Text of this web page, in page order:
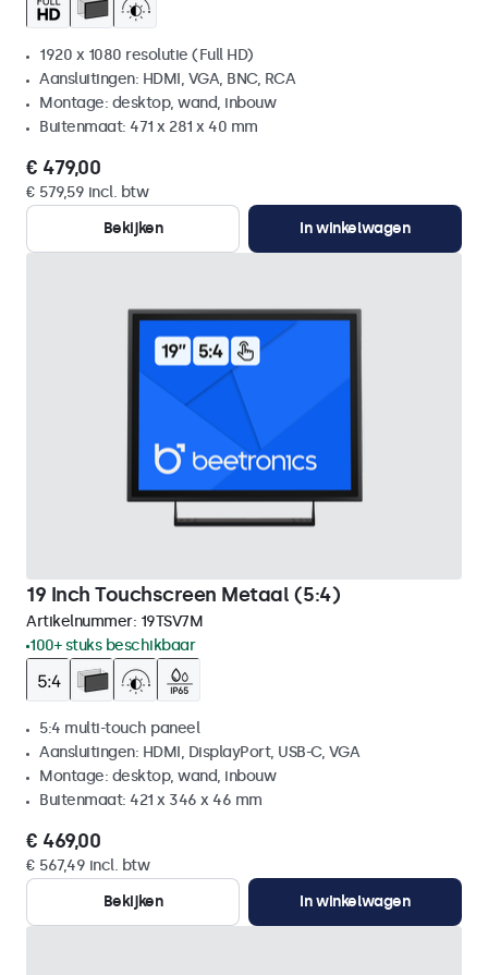
1920 x 1080 resolutie (Full HD)
Aansluitingen: HDMI, VGA, BNC, RCA
Montage: desktop, wand, inbouw
Buitenmaat: 471 x 281 x 40 mm
€ 479,00
€ 579,59 incl. btw
Bekijken
In winkelwagen
19 Inch Touchscreen Metaal (5:4)
Artikelnummer: 19TSV7M
100+ stuks beschikbaar
5:4 multi-touch paneel
Aansluitingen: HDMI, DisplayPort, USB-C, VGA
Montage: desktop, wand, inbouw
Buitenmaat: 421 x 346 x 46 mm
€ 469,00
€ 567,49 incl. btw
Bekijken
In winkelwagen